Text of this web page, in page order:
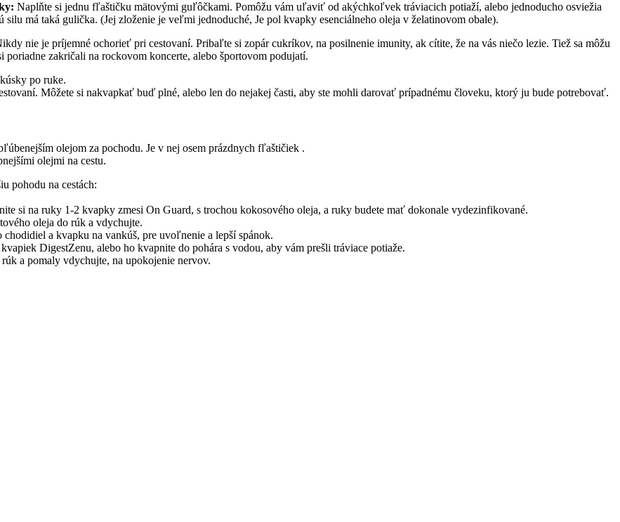
Naplňte si jednu fľaštičku mätovými guľôčkami. Pomôžu vám uľaviť od akýchkoľvek tráviacich potiaží, alebo jednoducho osviežia
silu má taká gulička. (Jej zloženie je veľmi jednoduché, Je pol kvapky esenciálneho oleja v želatinovom obale).
nie je príjemné ochorieť pri cestovaní. Pribaľte si zopár cukríkov, na posilnenie imunity, ak cítite, že na vás niečo lezie. Tiež sa môžu
poriadne zakričali na rockovom koncerte, alebo športovom podujatí.
po ruke.
Môžete si nakvapkať buď plné, alebo len do nejakej časti, aby ste mohli darovať prípadnému človeku, ktorý ju bude potrebovať.
olejom za pochodu. Je v nej osem prázdnych fľaštičiek .
olejmi na cestu.
pohodu na cestách:
si na ruky 1-2 kvapky zmesi On Guard, s trochou kokosového oleja, a ruky budete mať dokonale vydezinfikované.
oleja do rúk a vdychujte.
a kvapku na vankúš, pre uvoľnenie a lepší spánok.
DigestZenu, alebo ho kvapnite do pohára s vodou, aby vám prešli tráviace potiaže.
rúk a pomaly vdychujte, na upokojenie nervov.